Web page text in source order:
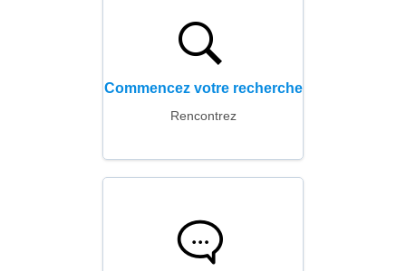
Commencez votre recherche
Rencontrez